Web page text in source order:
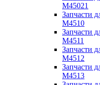
M45021
Запчасти
M4510
Запчасти
M4511
Запчасти
M4512
Запчасти
M4513